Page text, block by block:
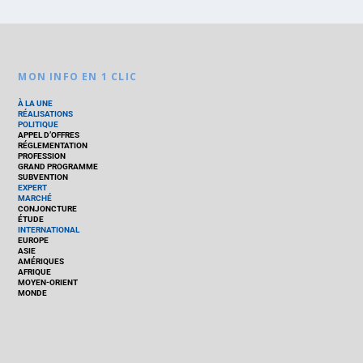
MON INFO EN 1 CLIC
À LA UNE
RÉALISATIONS
POLITIQUE
APPEL D’OFFRES
RÉGLEMENTATION
PROFESSION
GRAND PROGRAMME
SUBVENTION
EXPERT
MARCHÉ
CONJONCTURE
ÉTUDE
INTERNATIONAL
EUROPE
ASIE
AMÉRIQUES
AFRIQUE
MOYEN-ORIENT
MONDE